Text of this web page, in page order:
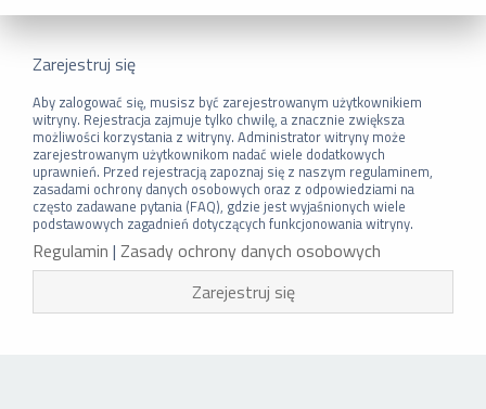
Zarejestruj się
Aby zalogować się, musisz być zarejestrowanym użytkownikiem
witryny. Rejestracja zajmuje tylko chwilę, a znacznie zwiększa
możliwości korzystania z witryny. Administrator witryny może
zarejestrowanym użytkownikom nadać wiele dodatkowych
uprawnień. Przed rejestracją zapoznaj się z naszym regulaminem,
zasadami ochrony danych osobowych oraz z odpowiedziami na
często zadawane pytania (FAQ), gdzie jest wyjaśnionych wiele
podstawowych zagadnień dotyczących funkcjonowania witryny.
Regulamin | Zasady ochrony danych osobowych
Zarejestruj się